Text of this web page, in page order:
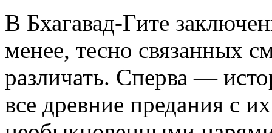
В Бхагавад-Гите
менее, тесно связанных
различать. Сперва —
все древние предания с